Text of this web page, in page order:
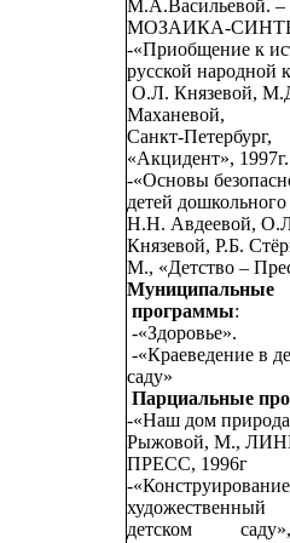
М.А.Васильевой.
МОЗАИКА-
-«Приобщение к
русской народной
О.Л. Князевой,
Маханевой,
Санкт-Петербург,
«Акцидент»,
-«Основы
детей дошкольного
Н.Н. Авдеевой,
Князевой, Р.Б.
М., «Детство –
программы:
-«Здоровье».
-«Краеведение в
саду»
Парциальные
-«Наш дом
Рыжовой, М.,
ПРЕСС, 1996г
-
детском